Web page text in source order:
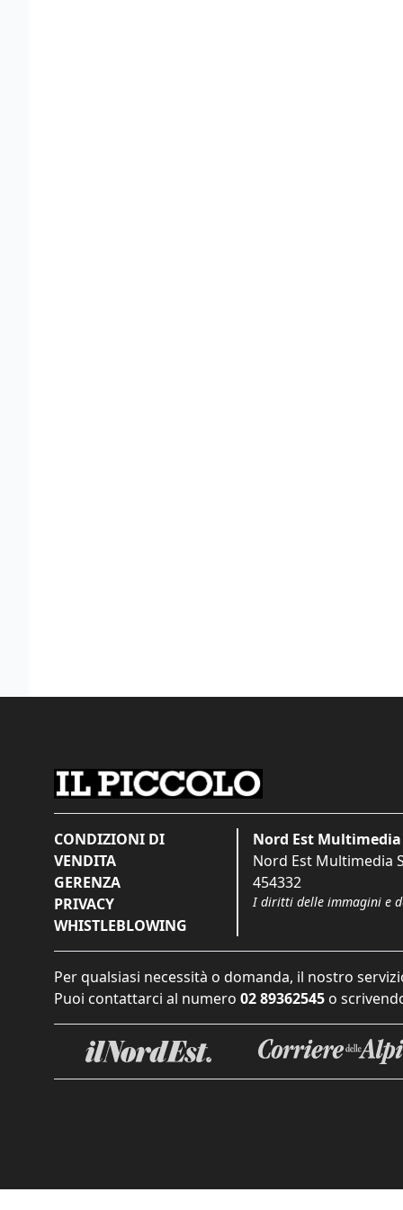
CONDIZIONI DI
VENDITA
GERENZA
PRIVACY
WHISTLEBLOWING
Nord Est Multimedia
Nord Est Multimedia
454332
I diritti delle immagini e
Per qualsiasi necessità o domanda, il nostro
Puoi contattarci al numero 02 89362545 o